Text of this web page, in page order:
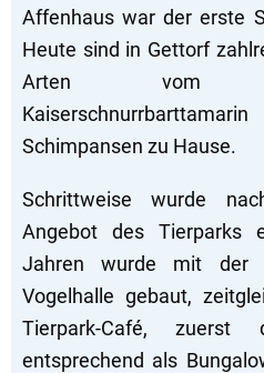
Affenhaus war der erste
Heute sind in Gettorf
Arten vom
Schimpansen zu Hause.
Schrittweise wurde
Angebot des Tierparks
Jahren wurde mit der
Vogelhalle gebaut,
Tierpark-Café,
entsprechend als